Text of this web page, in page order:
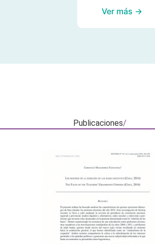
Ver más →
Publicaciones/